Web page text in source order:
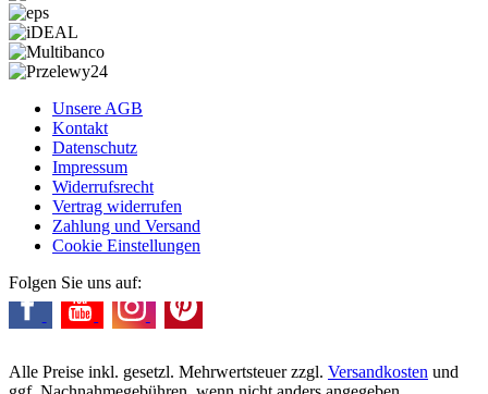
Unsere AGB
Kontakt
Datenschutz
Impressum
Widerrufsrecht
Vertrag widerrufen
Zahlung und Versand
Cookie Einstellungen
Folgen Sie uns auf:
Alle Preise inkl. gesetzl. Mehrwertsteuer zzgl. Versandkosten und